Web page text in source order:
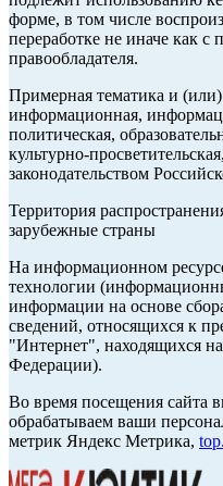
форме, в том числе
переработке не иначе как с
правообладателя.
Примерная тематика и
информационная,
политическая,
культурно-
законодательством
Территория
зарубежные страны
На информационном
технологии
информации на основе
сведений, относящихся к
"Интернет", находящихся
Федерации).
Во время посещения сайта
обрабатываем ваши
метрик Яндекс Метрика,